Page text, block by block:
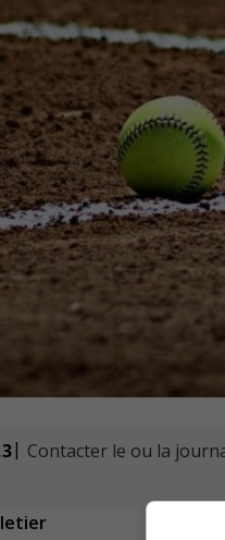
| Contacter le ou la
Pelletier